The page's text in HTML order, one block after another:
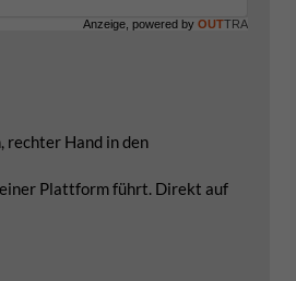
Anzeige, powered by OUTTRA
rechter Hand in den
einer Plattform führt. Direkt auf